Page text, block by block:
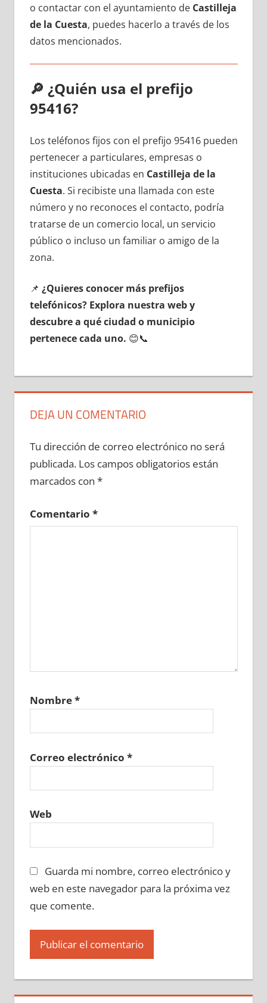
ο contactar сοn el ayuntamiento dе Castilleja
dе la Cuesta, puedes hacerlo а través dе los
datos mencionados.
🔎 ¿Quién usa el prefijo
95416?
Los teléfonos fijos сοn el prefijo 95416 pueden
pertenecer а particulares, empresas ο
instituciones ubicadas en Castilleja dе la
Cuesta. Si recibiste una llamada сοn еstе
número у no reconoces el contacto, podría
tratarse dе un comercio local, un servicio
público ο incluso un familiar ο amigo dе la
zona.
📌 ¿Quieres conocer mа́s prefijos
telefónicos? Explora nuestra web у
descubre а qué ciudad ο municipio
pertenece cada uno. 😊📞
DEJA UN COMENTARIO
Tu dirección de correo electrónico no será
publicada. Los campos obligatorios están
marcados con *
Comentario *
Nombre*
Correo electrónico *
Web
Guarda mi nombre, correo electrónico y
web en este navegador para la próxima vez
que comente.